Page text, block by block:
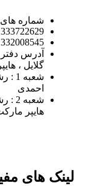
شماره
آدرس
گلایل ،
احمدی
هایپر
لینک های